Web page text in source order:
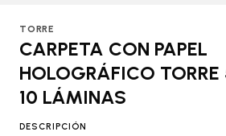
TORRE
CARPETA CON PAPEL
HOLOGRÁFICO TORRE
10 LÁMINAS
DESCRIPCIÓN